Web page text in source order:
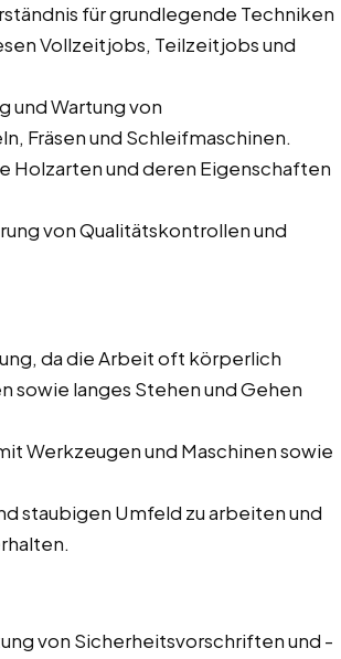
für grundlegende Techniken
Vollzeitjobs, Teilzeitjobs und
und Wartung von
Fräsen und Schleifmaschinen.
Holzarten und deren Eigenschaften
von Qualitätskontrollen und
da die Arbeit oft körperlich
sowie langes Stehen und Gehen
Werkzeugen und Maschinen sowie
staubigen Umfeld zu arbeiten und
von Sicherheitsvorschriften und -